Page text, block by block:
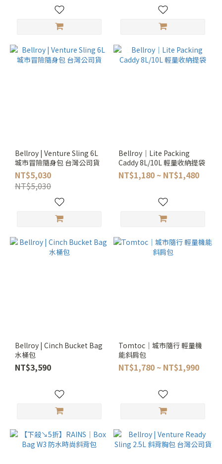
Bellroy | Venture Sling 6L
城市冒險隨身包 台灣公司貨
NT$5,030
NT$5,030
Bellroy｜Lite Packing
Caddy 8L/10L 輕量收納提袋
NT$1,180 ~ NT$1,480
Bellroy | Cinch Bucket Bag
水桶包
NT$3,590
Tomtoc｜城市隨行 輕量機
能斜肩包
NT$1,780 ~ NT$1,990